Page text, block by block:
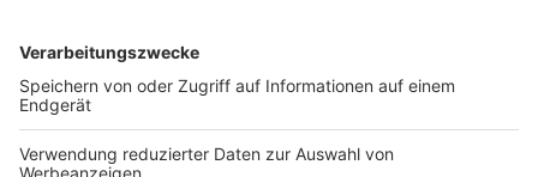
Grundrechte gerade nicht eingegriffen", sagt Demmer
dazu.